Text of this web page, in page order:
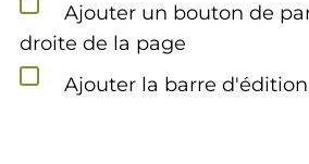
Ajouter un bouton de
droite de la page
Ajouter la barre